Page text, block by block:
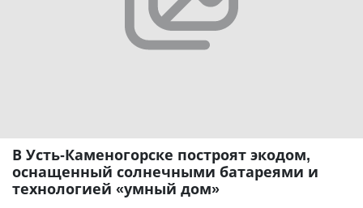
В Усть-Каменогорске построят экодом,
оснащенный солнечными батареями и
технологией «умный дом»